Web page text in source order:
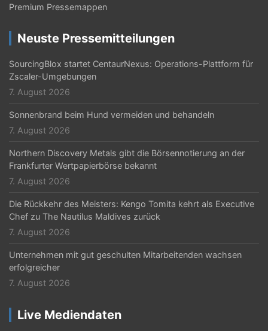
Premium Pressemappen
Neuste Pressemitteilungen
SourcingBlox startet CentaurNexus: Operations-Plattform für
Zscaler-Umgebungen
7. August 2026
Sonnenbrand beim Hund vermeiden und behandeln
7. August 2026
Northern Discovery Metals gibt die Börsennotierung an der
Frankfurter Wertpapierbörse bekannt
7. August 2026
Die Rückkehr des Meisters: Kengo Tomita kehrt als Executive
Chef zu The Nautilus Maldives zurück
7. August 2026
Unternehmen mit gut geschulten Mitarbeitenden wachsen
erfolgreicher
7. August 2026
Live Mediendaten